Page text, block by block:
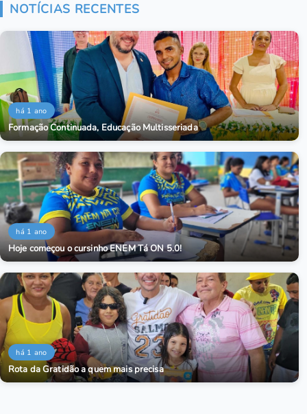
NOTÍCIAS RECENTES
há 1 ano
Formação Continuada, Educação Multisseriada
há 1 ano
Hoje começou o cursinho ENEM Tá ON 5.0!
há 1 ano
Rota da Gratidão a quem mais precisa